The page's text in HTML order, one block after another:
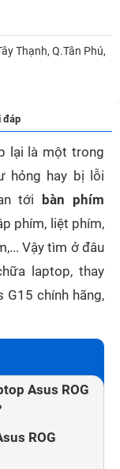
Thạnh, Q.Tân Phú,
đáp
lại là một trong
hỏng hay bị lỗi
tới
bàn phím
phím, liệt phím,
Vậy tìm ở đâu
laptop, thay
G15 chính hãng,
Asus ROG
ROG